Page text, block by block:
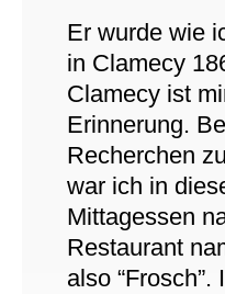
Er wurde wie
in Clamecy
Clamecy ist
Erinnerung.
Recherchen
war ich in
Mittagessen
Restaurant
also